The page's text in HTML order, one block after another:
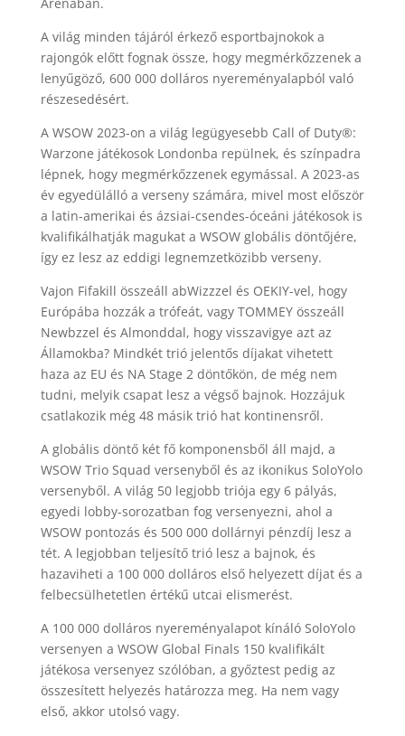
A világ minden tájáról érkező esportbajnokok a
rajongók előtt fognak össze, hogy megmérkőzzenek a
lenyűgöző, 600 000 dolláros nyereményalapból való
részesedésért.
A WSOW 2023-on a világ legügyesebb Call of Duty®:
Warzone játékosok Londonba repülnek, és színpadra
lépnek, hogy megmérkőzzenek egymással. A 2023-as
év egyedülálló a verseny számára, mivel most először
a latin-amerikai és ázsiai-csendes-óceáni játékosok is
kvalifikálhatják magukat a WSOW globális döntőjére,
így ez lesz az eddigi legnemzetközibb verseny.
Vajon Fifakill összeáll abWizzzel és OEKIY-vel, hogy
Európába hozzák a trófeát, vagy TOMMEY összeáll
Newbzzel és Almonddal, hogy visszavigye azt az
Államokba? Mindkét trió jelentős díjakat vihetett
haza az EU és NA Stage 2 döntőkön, de még nem
tudni, melyik csapat lesz a végső bajnok. Hozzájuk
csatlakozik még 48 másik trió hat kontinensről.
A globális döntő két fő komponensből áll majd, a
WSOW Trio Squad versenyből és az ikonikus SoloYolo
versenyből. A világ 50 legjobb triója egy 6 pályás,
egyedi lobby-sorozatban fog versenyezni, ahol a
WSOW pontozás és 500 000 dollárnyi pénzdíj lesz a
tét. A legjobban teljesítő trió lesz a bajnok, és
hazaviheti a 100 000 dolláros első helyezett díjat és a
felbecsülhetetlen értékű utcai elismerést.
A 100 000 dolláros nyereményalapot kínáló SoloYolo
versenyen a WSOW Global Finals 150 kvalifikált
játékosa versenyez szólóban, a győztest pedig az
összesített helyezés határozza meg. Ha nem vagy
első, akkor utolsó vagy.